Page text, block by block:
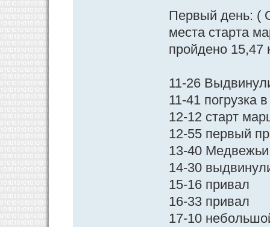
Первый день: (
места старта
пройдено 15,47
11-26
11-41 погрузка
12-12 старт
12-55 первый
13-40 Медвежьи
14-30
15-16 привал
16-33 привал
17-10